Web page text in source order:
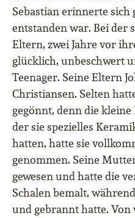
Sebastian erinnerte sich
entstanden war. Bei der
Eltern, zwei Jahre vor
glücklich, unbeschwert
Teenager. Seine Eltern
Christiansen. Selten
gegönnt, denn die
der sie spezielles
hatten, hatte sie
genommen. Seine
gewesen und hatte die
Schalen bemalt,
und gebrannt hatte.